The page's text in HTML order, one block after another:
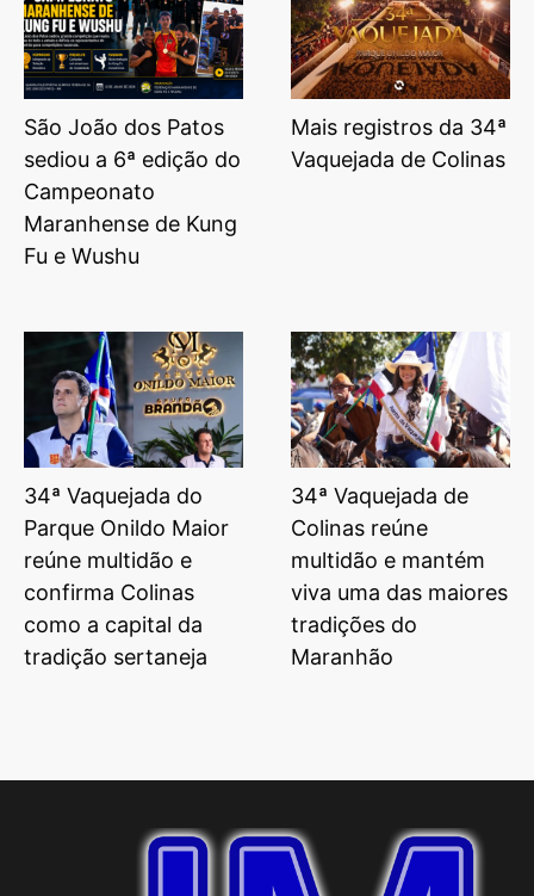
São João dos Patos
sediou a 6ª edição do
Campeonato
Maranhense de Kung
Fu e Wushu
Mais registros da 34ª
Vaquejada de Colinas
34ª Vaquejada do
Parque Onildo Maior
reúne multidão e
confirma Colinas
como a capital da
tradição sertaneja
34ª Vaquejada de
Colinas reúne
multidão e mantém
viva uma das maiores
tradições do
Maranhão